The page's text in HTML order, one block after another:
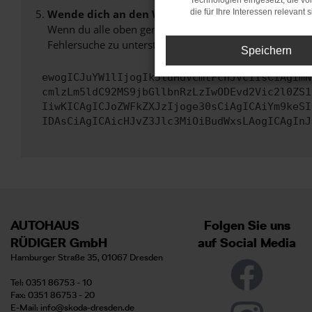
Wende dich an den Webseitenbetreiber.
Wenn du alle oben genannten Schritte versucht hast,
Fehlersuche zu unterstützen:
AUTOHAUS
RÜDIGER GmbH
Hamburger Straße 35, 01067 Dresden
Tel: 0351 86753 - 10
Fax: 0351 86753 - 20
E-Mail: info@skoda-dresden.de
Folgen Sie uns
auf Social Media
die für Ihre Interessen relevant
Speichern